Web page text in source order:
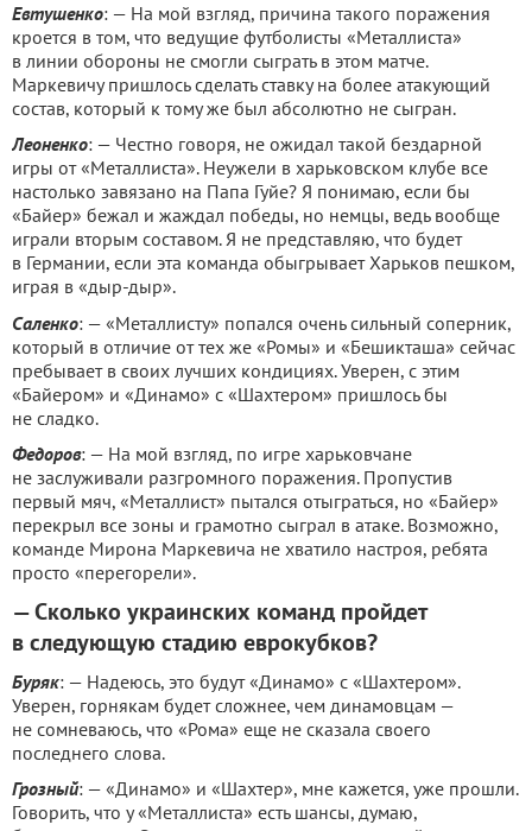
Евтушенко: — На мой взгляд, причина такого поражения
кроется в том, что ведущие футболисты «Металлиста»
в линии обороны не смогли сыграть в этом матче.
Маркевичу пришлось сделать ставку на более атакующий
состав, который к тому же был абсолютно не сыгран.
Леоненко: — Честно говоря, не ожидал такой бездарной
игры от «Металлиста». Неужели в харьковском клубе все
настолько завязано на Папа Гуйе? Я понимаю, если бы
«Байер» бежал и жаждал победы, но немцы, ведь вообще
играли вторым составом. Я не представляю, что будет
в Германии, если эта команда обыгрывает Харьков пешком,
играя в «дыр-дыр».
Саленко: — «Металлисту» попался очень сильный соперник,
который в отличие от тех же «Ромы» и «Бешикташа» сейчас
пребывает в своих лучших кондициях. Уверен, с этим
«Байером» и «Динамо» с «Шахтером» пришлось бы
не сладко.
Федоров: — На мой взгляд, по игре харьковчане
не заслуживали разгромного поражения. Пропустив
первый мяч, «Металлист» пытался отыграться, но «Байер»
перекрыл все зоны и грамотно сыграл в атаке. Возможно,
команде Мирона Маркевича не хватило настроя, ребята
просто «перегорели».
— Сколько украинских команд пройдет
в следующую стадию еврокубков?
Буряк: — Надеюсь, это будут «Динамо» с «Шахтером».
Уверен, горнякам будет сложнее, чем динамовцам —
не сомневаюсь, что «Рома» еще не сказала своего
последнего слова.
Грозный: — «Динамо» и «Шахтер», мне кажется, уже прошли.
Говорить, что у «Металлиста» есть шансы, думаю,